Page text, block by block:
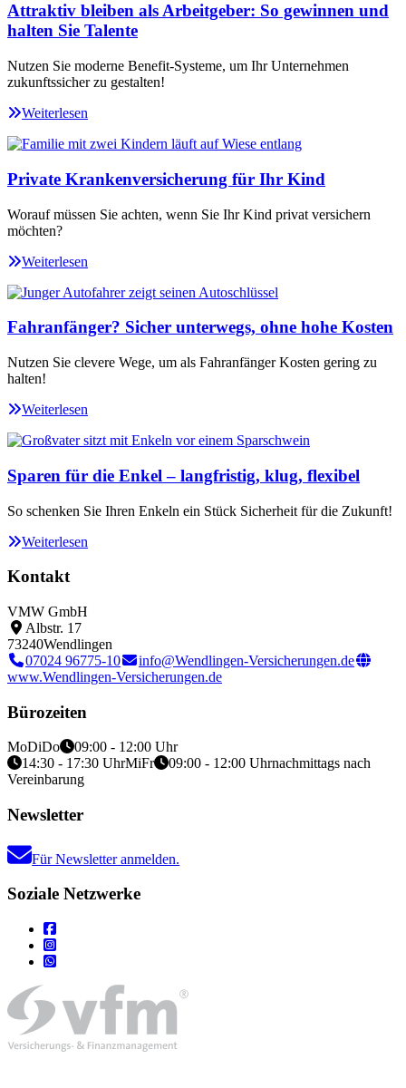
Attraktiv bleiben als Arbeitgeber: So gewinnen und
halten Sie Talente
Nutzen Sie moderne Benefit-Systeme, um Ihr Unternehmen
zukunftssicher zu gestalten!
Weiterlesen
Private Krankenversicherung für Ihr Kind
Worauf müssen Sie achten, wenn Sie Ihr Kind privat versichern
möchten?
Weiterlesen
Fahranfänger? Sicher unterwegs, ohne hohe Kosten
Nutzen Sie clevere Wege, um als Fahranfänger Kosten gering zu
halten!
Weiterlesen
Sparen für die Enkel – langfristig, klug, flexibel
So schenken Sie Ihren Enkeln ein Stück Sicherheit für die Zukunft!
Weiterlesen
Kontakt
VMW GmbH
Albstr. 17
73240Wendlingen
07024 96775-10
info@Wendlingen-Versicherungen.de
www.Wendlingen-Versicherungen.de
Bürozeiten
MoDiDo
09:00 - 12:00 Uhr
14:30 - 17:30 UhrMiFr 09:00 - 12:00 Uhrnachmittags nach
Vereinbarung
Newsletter
Für Newsletter anmelden.
Soziale Netzwerke